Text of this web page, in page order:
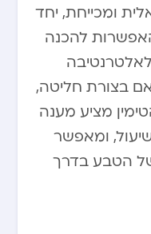
ומכייחת, יחד
להכנה
בצורת חליטה,
מציע מענה
שיעול, ומאפשר
הטבע בדרך